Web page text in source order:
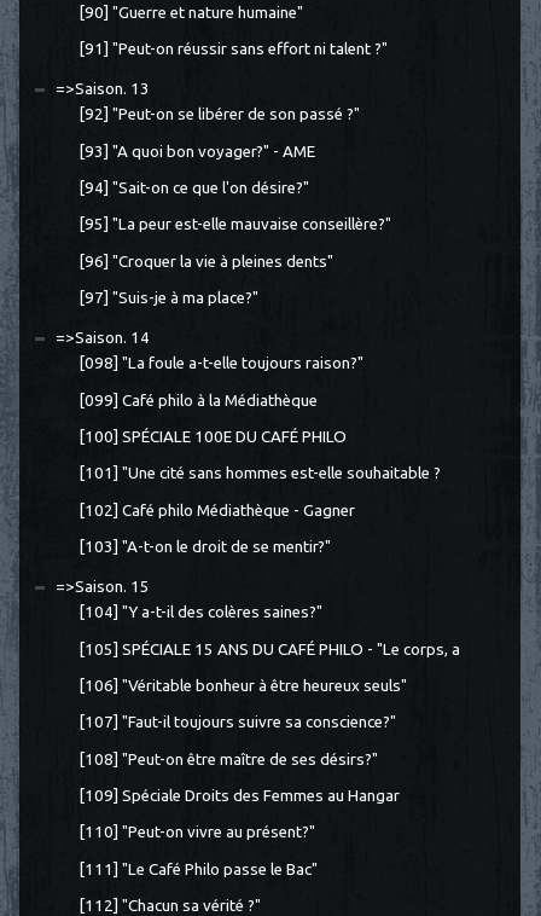
[90] "Guerre et nature humaine"
[91] "Peut-on réussir sans effort ni talent ?"
=>Saison. 13
[92] "Peut-on se libérer de son passé ?"
[93] "A quoi bon voyager?" - AME
[94] "Sait-on ce que l'on désire?"
[95] "La peur est-elle mauvaise conseillère?"
[96] "Croquer la vie à pleines dents"
[97] "Suis-je à ma place?"
=>Saison. 14
[098] "La foule a-t-elle toujours raison?"
[099] Café philo à la Médiathèque
[100] SPÉCIALE 100E DU CAFÉ PHILO
[101] "Une cité sans hommes est-elle souhaitable ?
[102] Café philo Médiathèque - Gagner
[103] "A-t-on le droit de se mentir?"
=>Saison. 15
[104] "Y a-t-il des colères saines?"
[105] SPÉCIALE 15 ANS DU CAFÉ PHILO - "Le corps, a
[106] "Véritable bonheur à être heureux seuls"
[107] "Faut-il toujours suivre sa conscience?"
[108] "Peut-on être maître de ses désirs?"
[109] Spéciale Droits des Femmes au Hangar
[110] "Peut-on vivre au présent?"
[111] "Le Café Philo passe le Bac"
[112] "Chacun sa vérité ?"